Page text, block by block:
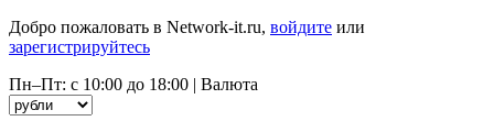
Добро пожаловать в Network-it.ru, войдите или
зарегистрируйтесь
Пн–Пт: с 10:00 до 18:00 | Валюта